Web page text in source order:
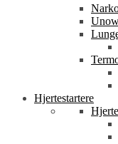
Hjertestartere